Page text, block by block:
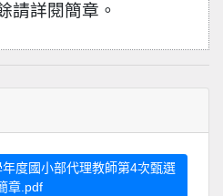
請詳閱簡章。
度國小部代理教師第4次甄選
章.pdf